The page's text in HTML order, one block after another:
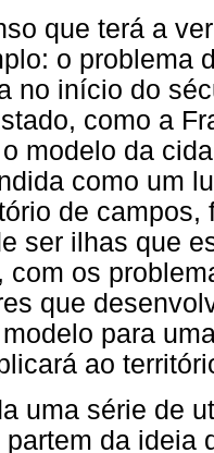
que terá a
o problema
no início do
como a
modelo da
como um
de
ser ilhas que
com os
que
para
ao
uma série de
da ideia